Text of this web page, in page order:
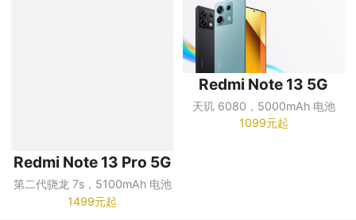
Redmi Note 13 Pro 5G
第二代骁龙 7s，5100mAh 电池
1499元起
Redmi Note 13 5G
天玑 6080，5000mAh 电池
1099元起